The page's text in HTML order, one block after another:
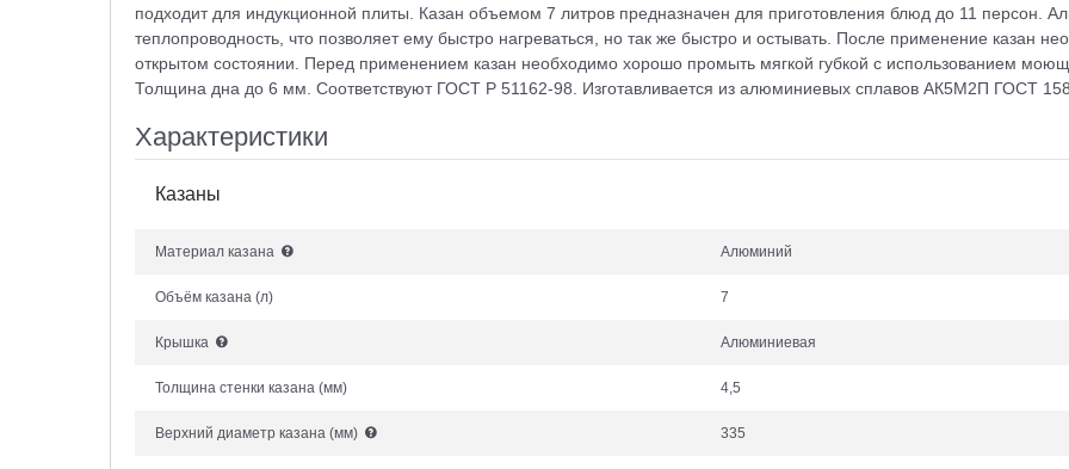
подходит для индукционной плиты. Казан объемом 7 литров предназначен для приготовления блюд до 11 персон.
теплопроводность, что позволяет ему быстро нагреваться, но так же быстро и остывать. После применение казан
открытом состоянии. Перед применением казан необходимо хорошо промыть мягкой губкой с использованием
Толщина дна до 6 мм. Соответствуют ГОСТ Р 51162-98. Изготавливается из алюминиевых сплавов АК5М2П ГОСТ
Характеристики
Казаны
Материал казана Алюминий
Объём казана (л) 7
Крышка Алюминиевая
Толщина стенки казана (мм) 4,5
Верхний диаметр казана (мм) 335